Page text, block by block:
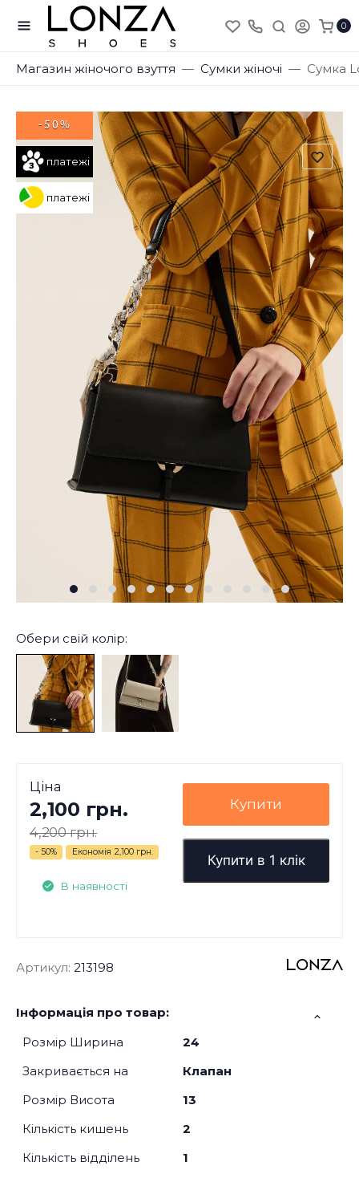
0
Магазин жіночого взуття Сумки жіночі Сумка
платежі
платежі
-50%
Обери свій колір:
Ціна
2,100 грн.
4,200 грн.
- 50% Економія 2,100 грн.
В наявності
Купити
Купити в 1 клік
Артикул: 213198
Інформація про товар:
Розмір Ширина
24
Закривається на
Клапан
Розмір Висота
13
Кількість кишень
2
Кількість відділень
1